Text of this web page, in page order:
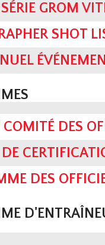
GROM
SHOT
DES
DES